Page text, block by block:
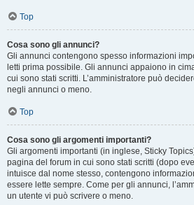
Top
Cosa sono gli annunci?
Gli annunci contengono spesso informazioni
letti prima possibile. Gli annunci appaiono in
cui sono stati scritti. L’amministratore può
negli annunci o meno.
Top
Cosa sono gli argomenti importanti?
Gli argomenti importanti (in inglese, Sticky
pagina del forum in cui sono stati scritti (dopo
intuisce dal nome stesso, contengono
essere lette sempre. Come per gli annunci,
un utente vi può scrivere o meno.